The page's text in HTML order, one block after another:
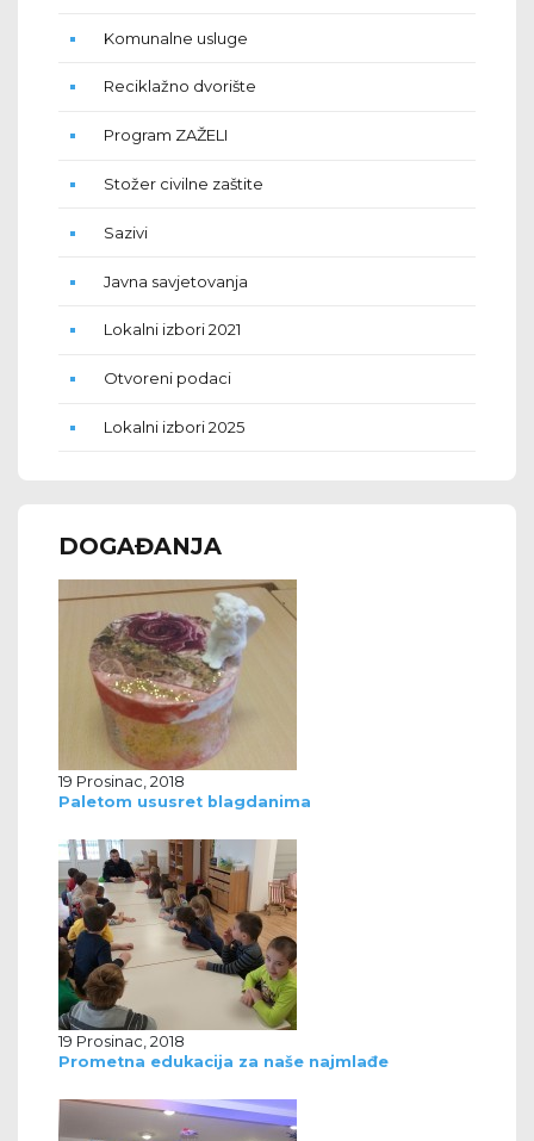
Komunalne usluge
Reciklažno dvorište
Program ZAŽELI
Stožer civilne zaštite
Sazivi
Javna savjetovanja
Lokalni izbori 2021
Otvoreni podaci
Lokalni izbori 2025
DOGAĐANJA
19 Prosinac, 2018
Paletom ususret blagdanima
19 Prosinac, 2018
Prometna edukacija za naše najmlađe